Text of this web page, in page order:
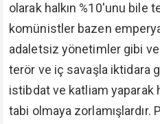
olarak halkın %10'unu bile
komünistler bazen
adaletsiz yönetimler gibi
terör ve iç savaşla iktidara
istibdat ve katliam yaparak
tabi olmaya zorlamışlardır.